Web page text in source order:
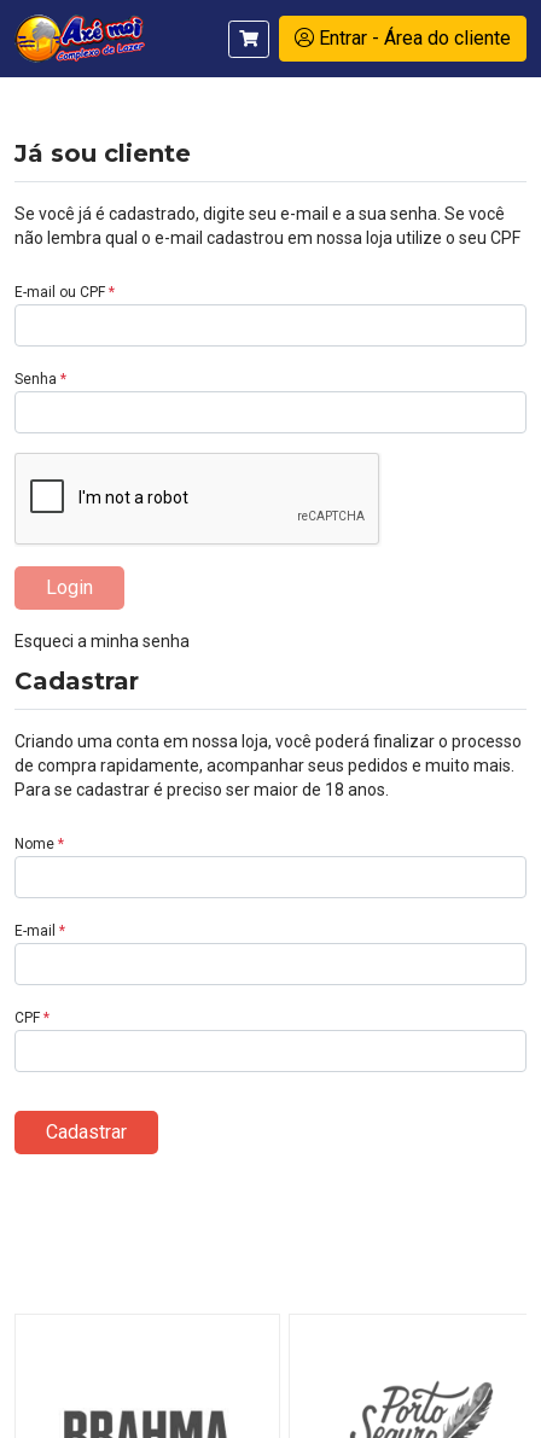
Entrar - Área do cliente
Já sou cliente
Se você já é cadastrado, digite seu e-mail e a sua senha. Se você
não lembra qual o e-mail cadastrou em nossa loja utilize o seu CPF
E-mail ou CPF *
Senha *
Login
Esqueci a minha senha
Cadastrar
Criando uma conta em nossa loja, você poderá finalizar o processo
de compra rapidamente, acompanhar seus pedidos e muito mais.
Para se cadastrar é preciso ser maior de 18 anos.
Nome *
E-mail *
CPF *
Cadastrar